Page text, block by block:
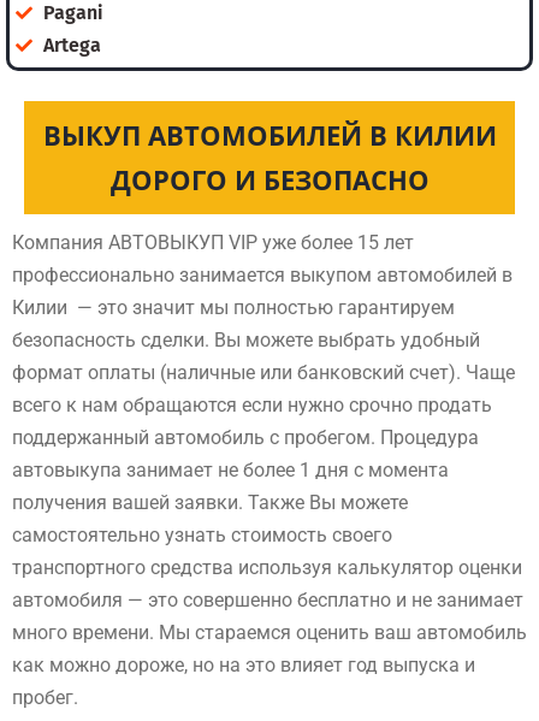
Pagani
Artega
ВЫКУП АВТОМОБИЛЕЙ В КИЛИИ
ДОРОГО И БЕЗОПАСНО
Компания АВТОВЫКУП VIP уже более 15 лет
профессионально занимается выкупом автомобилей в
Килии — это значит мы полностью гарантируем
безопасность сделки. Вы можете выбрать удобный
формат оплаты (наличные или банковский счет). Чаще
всего к нам обращаются если нужно срочно продать
поддержанный автомобиль с пробегом. Процедура
автовыкупа занимает не более 1 дня с момента
получения вашей заявки. Также Вы можете
самостоятельно узнать стоимость своего
транспортного средства используя калькулятор оценки
автомобиля — это совершенно бесплатно и не занимает
много времени. Мы стараемся оценить ваш автомобиль
как можно дороже, но на это влияет год выпуска и
пробег.